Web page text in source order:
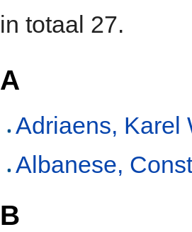
in totaal 27.
A
Adriaens, Karel
Albanese,
B